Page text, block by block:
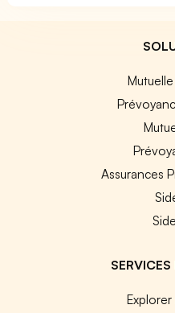
Assurances
SERVICES